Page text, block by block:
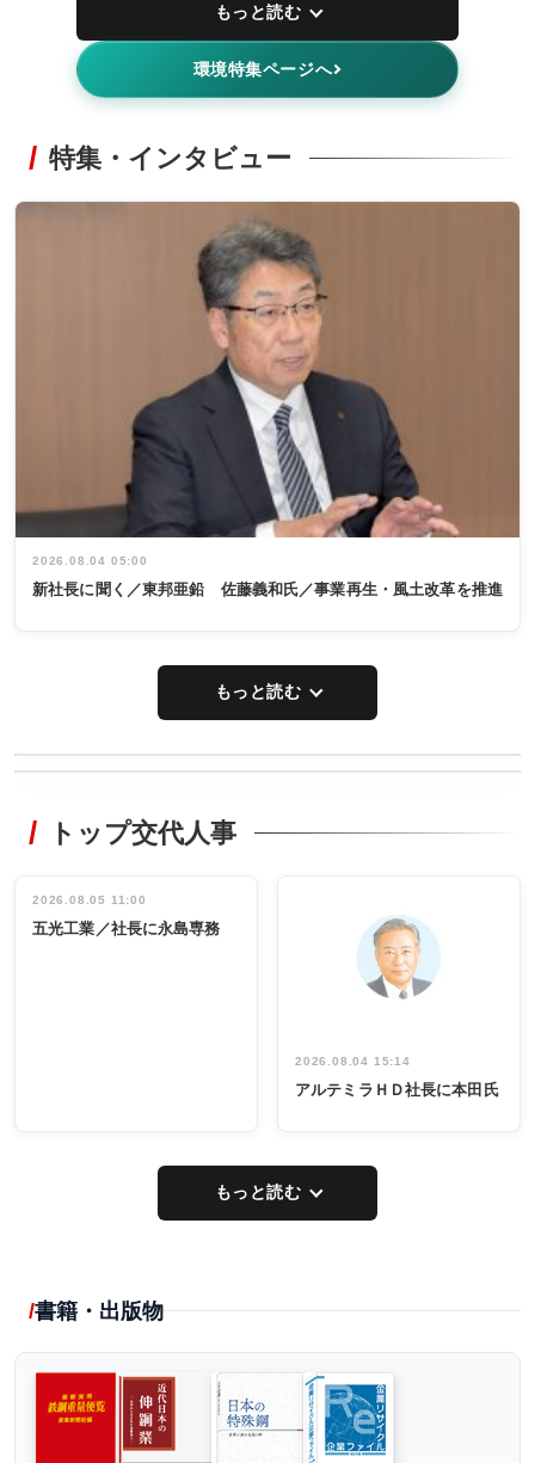
もっと読む
環境特集ページへ
特集・インタビュー
2026.08.04 05:00
新社長に聞く／東邦亜鉛 佐藤義和氏／事業再生・風土改革を推進
もっと読む
非鉄業界で
インタビュ
ー／社内ア
タックトレー
祝う 業界関
係者ら220人
出席
トップ交代人事
2026.08.05 11:00
五光工業／社長に永島専務
2026.08.04 15:14
アルテミラＨＤ社長に本田氏
もっと読む
書籍・出版物